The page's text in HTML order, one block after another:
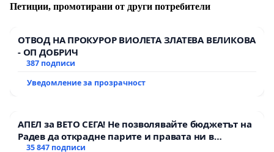
Петиции, промотирани от други потребители
ОТВОД НА ПРОКУРОР ВИОЛЕТА ЗЛАТЕВА ВЕЛИКОВА
- ОП ДОБРИЧ
387 подписи
Уведомление за прозрачност
АПЕЛ за ВЕТО СЕГА! Не позволявайте бюджетът на
Радев да открадне парите и правата ни в
тъмното
35 847 подписи